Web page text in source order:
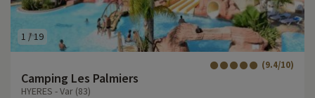
1 /19
Camping Les Palmiers
(9.4/10)
HYERES - Var (83)